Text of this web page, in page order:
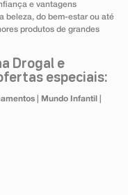
e vantagens
beleza, do bem-estar ou até
produtos de grandes
Drogal e
especiais:
| Mundo Infantil